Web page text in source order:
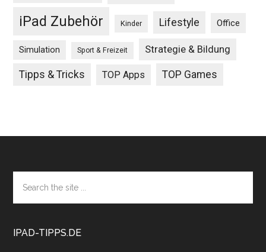
iPad Zubehör Kinder Lifestyle Office
Simulation Sport & Freizeit Strategie & Bildung
Tipps & Tricks TOP Apps TOP Games
Footer
the
site
IPAD-TIPPS.DE